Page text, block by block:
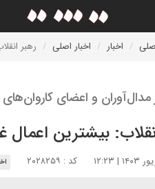
اخبار اخبار اصلی رهبر
مدال‌آوران و اعضای
بیشترین
کد : ۲۰۲۸۲۵۹